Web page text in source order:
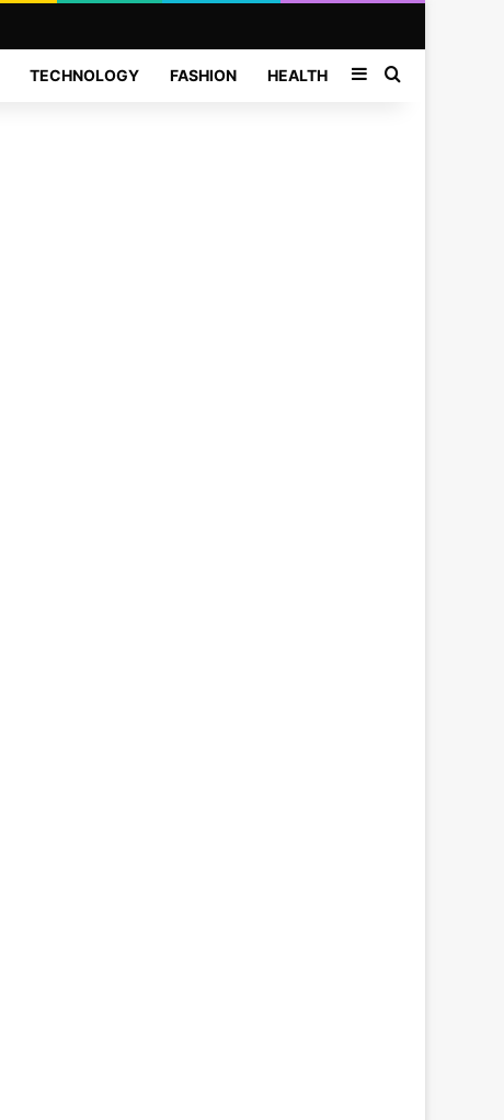
TECHNOLOGY FASHION HEALTH SidebarSearch for